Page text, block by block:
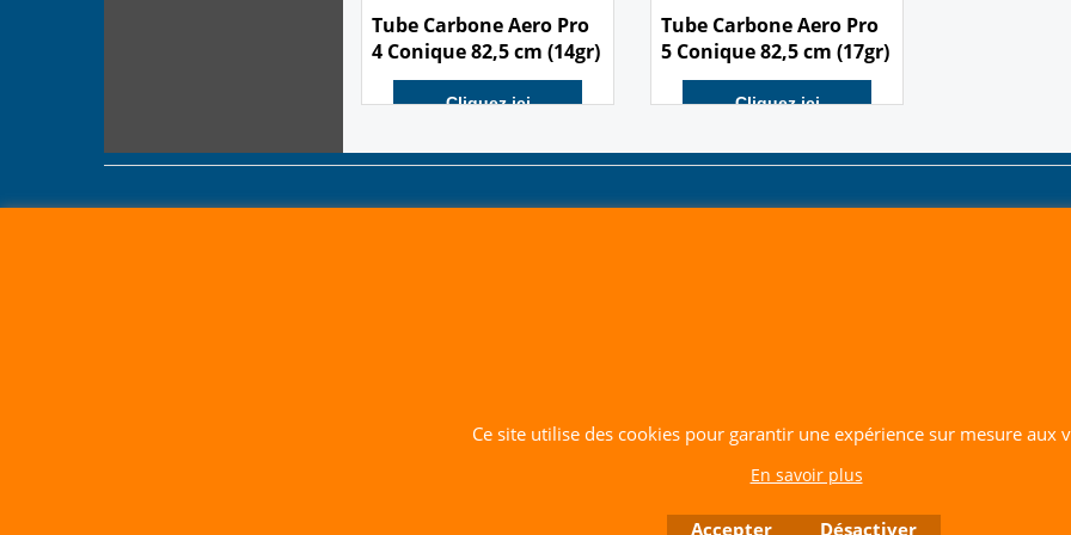
9.90 9.90
Site de Vente Par Correspondance.
Vente directe auprès de notre local uniquement sur rendez-vous
Ce site utilise des cookies pour garantir une expérience sur mesure aux
En savoir plus
Accepter Désactiver